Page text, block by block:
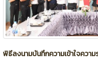
พิธีลงนามบันทึกความเข้าใจควา